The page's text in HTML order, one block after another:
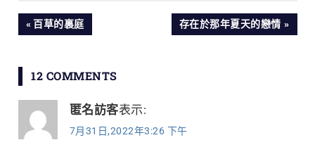
文
導
覽
PREVIOUS
百草的裏庭
NEXT
存在於那年夏天的戀情
12 COMMENTS
匿名訪客表示:
7月31日,2022年3:26 下午